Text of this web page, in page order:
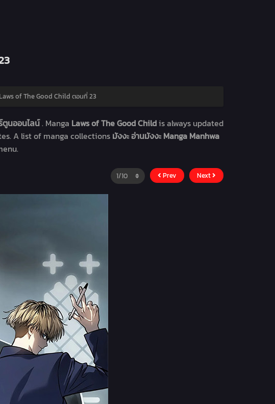
Laws of The Good Child ตอนที่ 23
ตูนออนไลน์. Manga Laws of The Good Childis always updated
A list of manga collections มังงะ อ่านมังงะ Manga Manhwa
Prev Next